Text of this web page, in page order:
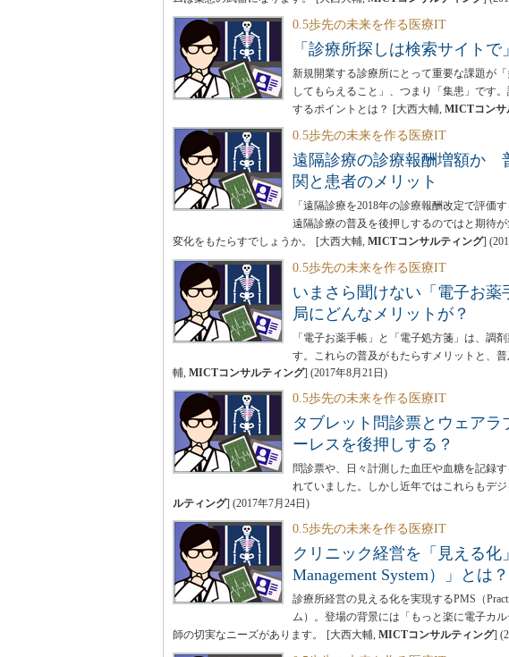
0.5歩先の未来を作る医療IT
「診療所探しは検索サイト
新規開業する診療所にとって重要な課題が
してもらえること」、つまり「集患」です
するポイントとは？ [大西大輔, MICTコンサ
0.5歩先の未来を作る医療IT
遠隔診療の診療報酬増額か
関と患者のメリット
「遠隔診療を2018年の診療報酬改定で評価
遠隔診療の普及を後押しするのではと期待
変化をもたらすでしょうか。
[大西大輔, MICTコンサルティング] (
0.5歩先の未来を作る医療IT
いまさら聞けない「電子お
局にどんなメリットが？
「電子お薬手帳」と「電子処方箋」は、調
す。これらの普及がもたらすメリットと、
輔, MICTコンサルティング] (2017年8月21日 )
0.5歩先の未来を作る医療IT
タブレット問診票とウェア
ーレスを後押しする？
問診票や、日々計測した血圧や血糖を記録
れていました。しかし近年ではこれらもデジ
ルティング] (2017年7月24日 )
0.5歩先の未来を作る医療IT
クリニック経営を「見える化
Management System）」とは？
診療所経営の見える化を実現するPMS（
ム）。登場の背景には「もっと楽に電子カ
師の切実なニーズがあります。
[大西大輔, MICTコンサルティング] (